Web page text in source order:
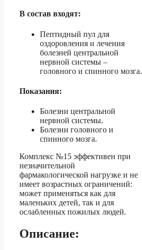
спинного
В состав входят:
Пептидный пул для
оздоровления и лечения
болезней центральной
нервной системы –
головного и спинного мозга.
Показания:
Болезни центральной
нервной системы.
Болезни головного и
спинного мозга.
Комплекс №15 эффективен при
незначительной
фармакологической нагрузке и не
имеет возрастных ограничений:
может применяться как для
маленьких детей, так и для
ослабленных пожилых людей.
Описание: